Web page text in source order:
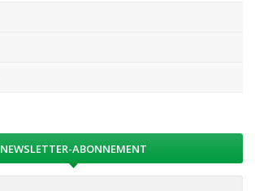
NEWSLETTER-ABONNEMENT